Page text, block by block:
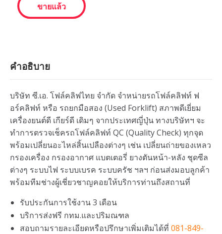
ขายแล้ว
คำอธิบาย
บริษัท ซี.เอ. โฟล์คลิฟไทย จำกัด จำหน่ายรถโฟล์คลิฟท์ ฟ
อร์คลิฟท์ หรือ รถยกมือสอง (Used Forklift) สภาพดีเยี่ยม
เครื่องยนต์ดี เกียร์ดี เดิมๆ จากประเทศญี่ปุ่น ทางบริษัทฯ จะ
ทำการตรวจเช็ครถโฟล์คลิฟท์ QC (Quality Check) ทุกจุด
พร้อมเปลี่ยนอะไหล่สิ้นเปลืองต่างๆ เช่น เปลี่ยนถ่ายของเหลว
กรองเครื่อง กรองอากาศ แบตเตอรี่ ยางตันหน้า-หลัง ชุดซีล
ต่างๆ ระบบไฟ ระบบเบรค ระบบครัช ฯลฯ ก่อนส่งมอบลูกค้า
พร้อมทีมช่างผู้เชี่ยวชาญคอยให้บริการท่านถึงสถานที่
รับประกันการใช้งาน 3 เดือน
บริการส่งฟรี กทม.และปริมณฑล
สอบถามรายละเอียดหรือปรึกษาเพิ่มเติมได้ที่ 081-849-